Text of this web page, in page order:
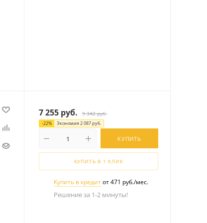
7 255 руб. 9 342руб.
-22% Экономия2 087руб.
КУПИТЬ
КУПИТЬ В 1 КЛИК
Купить в кредитот 471 руб./мес.
Решение за 1-2 минуты!